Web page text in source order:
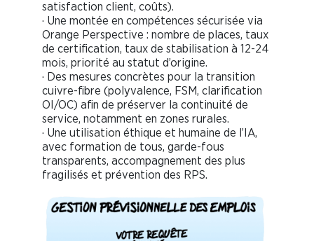
satisfaction client, coûts).
· Une montée en compétences sécurisée via
Orange Perspective : nombre de places, taux
de certification, taux de stabilisation à 12-24
mois, priorité au statut d’origine.
· Des mesures concrètes pour la transition
cuivre-fibre (polyvalence, FSM, clarification
OI/OC) afin de préserver la continuité de
service, notamment en zones rurales.
· Une utilisation éthique et humaine de l’IA,
avec formation de tous, garde-fous
transparents, accompagnement des plus
fragilisés et prévention des RPS.